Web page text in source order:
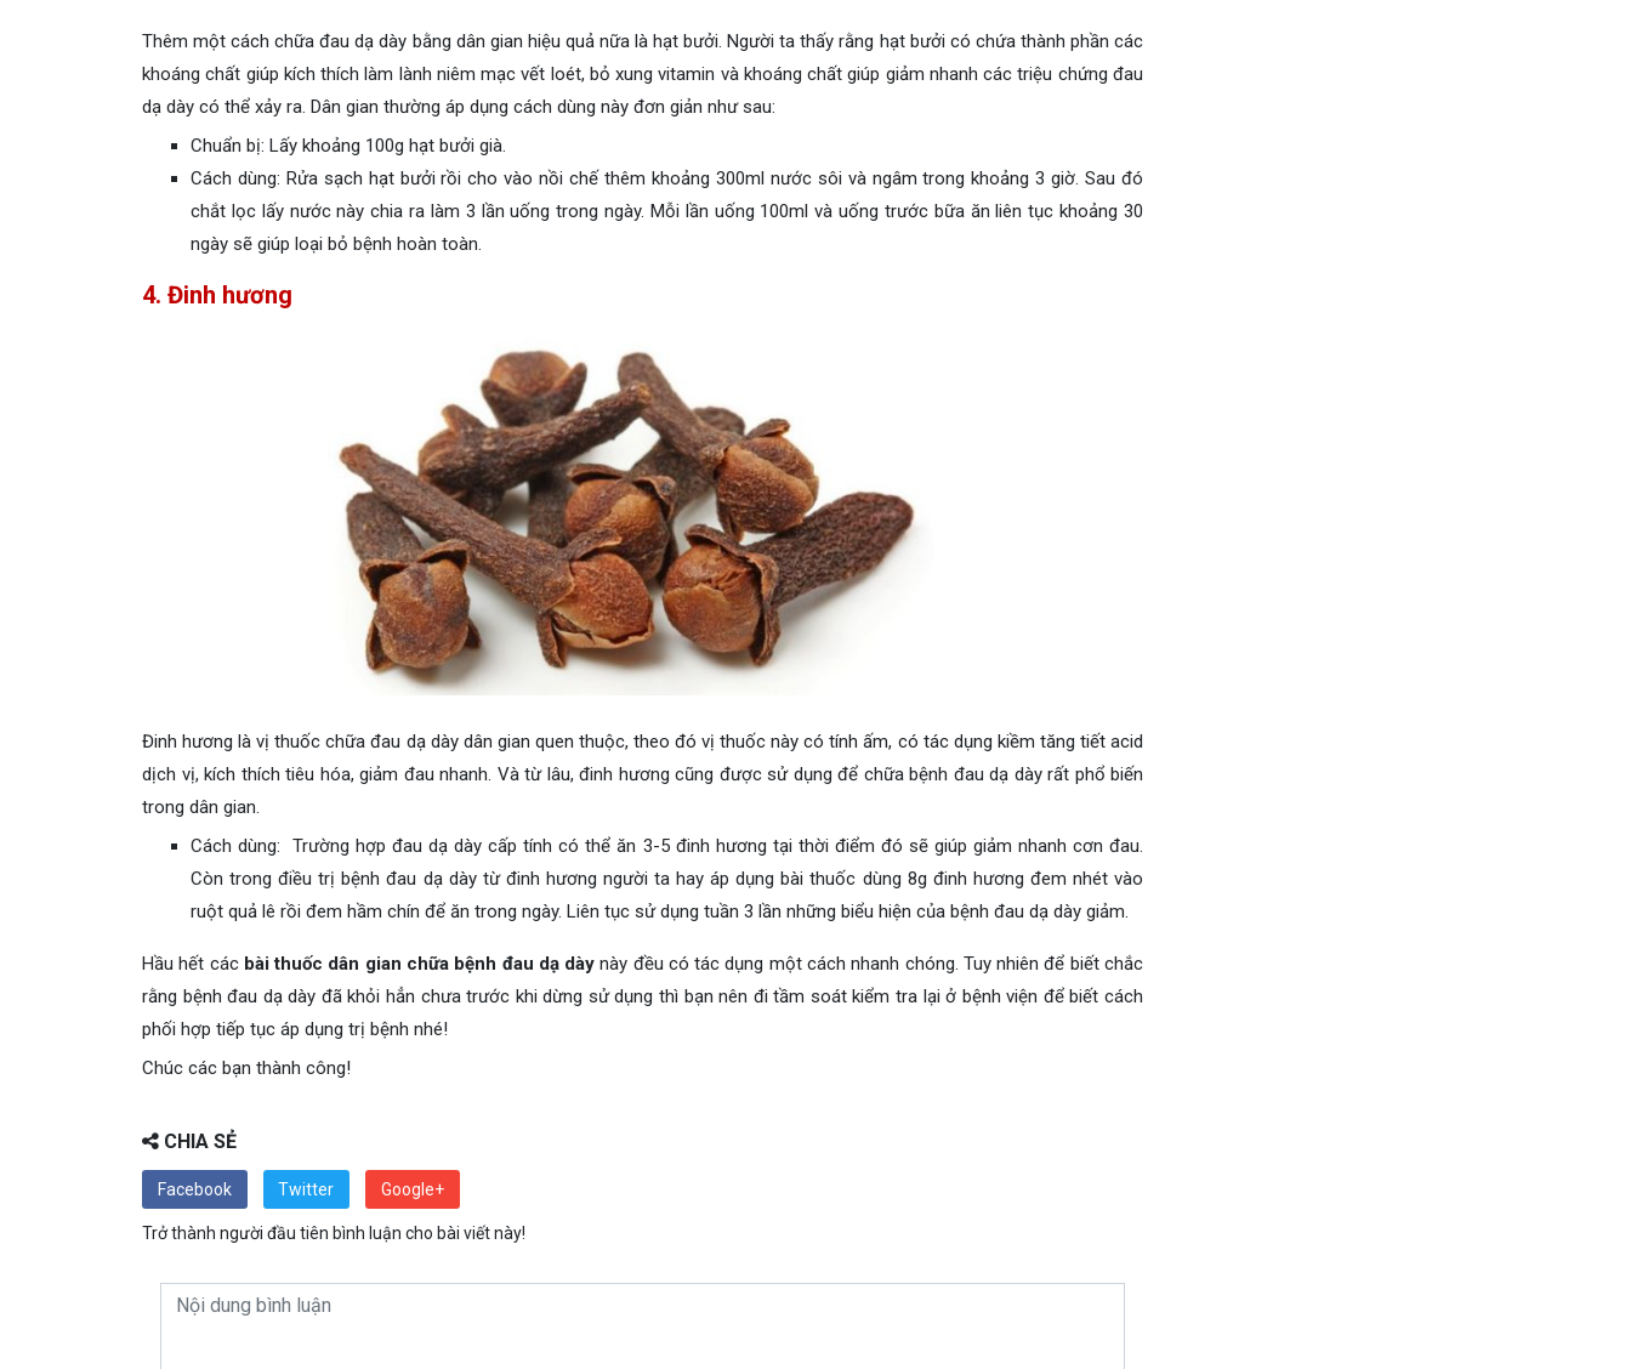
Thêm một cách chữa đau dạ dày bằng dân gian hiệu quả nữa là hạt bưởi. Người ta thấy rằng hạt bưởi có chứa thành phần các
khoáng chất giúp kích thích làm lành niêm mạc vết loét, bỏ xung vitamin và khoáng chất giúp giảm nhanh các triệu chứng đau
dạ dày có thể xảy ra. Dân gian thường áp dụng cách dùng này đơn giản như sau:
Chuẩn bị: Lấy khoảng 100g hạt bưởi già.
Cách dùng: Rửa sạch hạt bưởi rồi cho vào nồi chế thêm khoảng 300ml nước sôi và ngâm trong khoảng 3 giờ. Sau đó
chắt lọc lấy nước này chia ra làm 3 lần uống trong ngày. Mỗi lần uống 100ml và uống trước bữa ăn liên tục khoảng 30
ngày sẽ giúp loại bỏ bệnh hoàn toàn.
4. Đinh hương
Đinh hương là vị thuốc chữa đau dạ dày dân gian quen thuộc, theo đó vị thuốc này có tính ấm, có tác dụng kiềm tăng tiết acid
dịch vị, kích thích tiêu hóa, giảm đau nhanh. Và từ lâu, đinh hương cũng được sử dụng để chữa bệnh đau dạ dày rất phổ biến
trong dân gian.
Cách dùng: Trường hợp đau dạ dày cấp tính có thể ăn 3-5 đinh hương tại thời điểm đó sẽ giúp giảm nhanh cơn đau.
Còn trong điều trị bệnh đau dạ dày từ đinh hương người ta hay áp dụng bài thuốc dùng 8g đinh hương đem nhét vào
ruột quả lê rồi đem hầm chín để ăn trong ngày. Liên tục sử dụng tuần 3 lần những biểu hiện của bệnh đau dạ dày giảm.
Hầu hết các bài thuốc dân gian chữa bệnh đau dạ dày này đều có tác dụng một cách nhanh chóng. Tuy nhiên để biết chắc
rằng bệnh đau dạ dày đã khỏi hẳn chưa trước khi dừng sử dụng thì bạn nên đi tầm soát kiểm tra lại ở bệnh viện để biết cách
phối hợp tiếp tục áp dụng trị bệnh nhé!
Chúc các bạn thành công!
CHIA SẺ
Facebook Twitter Google+
Trở thành người đầu tiên bình luận cho bài viết này!